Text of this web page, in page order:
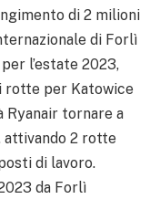
di 2 milioni
di Forlì
l’estate 2023,
rotte per Katowice
Ryanair tornare a
2 rotte
di lavoro.
da Forlì